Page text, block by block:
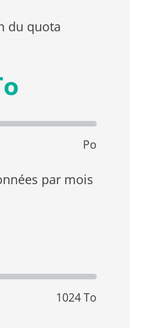
du quota
Po
par mois
1024 To